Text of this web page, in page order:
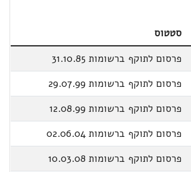
סטטוס
פרסום לתוקף ברשומות 31.10.85
פרסום לתוקף ברשומות 29.07.99
פרסום לתוקף ברשומות 12.08.99
פרסום לתוקף ברשומות 02.06.04
פרסום לתוקף ברשומות 10.03.08